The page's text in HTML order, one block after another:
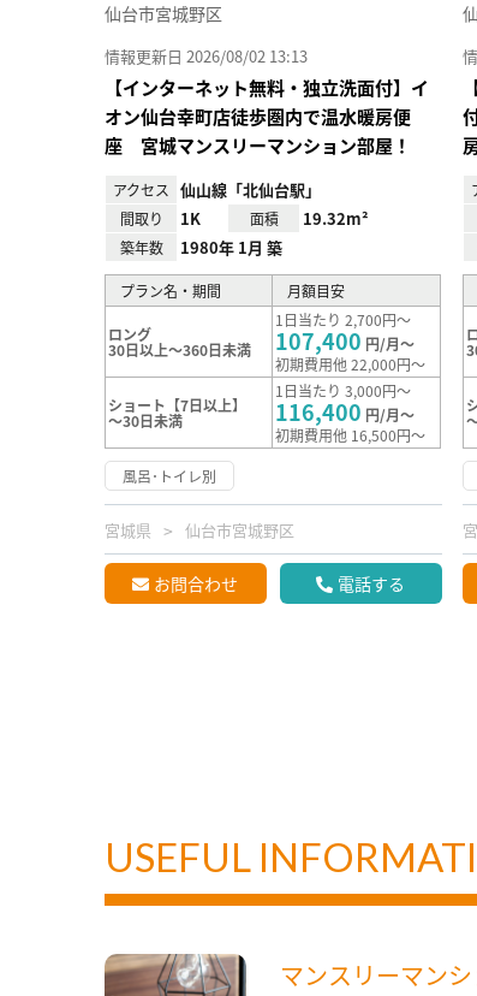
仙台市宮城野区
情報更新日 2026/08/02 13:13
【インターネット無料・独立洗面付】イ
オン仙台幸町店徒歩圏内で温水暖房便
座 宮城マンスリーマンション部屋！
アクセス 仙山線「北仙台駅」
間取り 1K 面積 19.32m²
築年数 1980年 1月 築
プラン名・期間 月額目安
ロング
30日以上～360日未満
1日当たり 2,700円～
107,400 円/月～
初期費用他 22,000円～
ショート【7日以上】
～30日未満
1日当たり 3,000円～
116,400 円/月～
初期費用他 16,500円～
風呂･トイレ別
宮城県 仙台市宮城野区
お問合わせ 電話する
USEFUL
マンスリーマン